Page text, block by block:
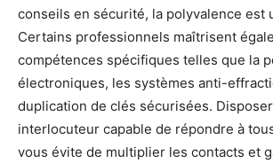
conseils en sécurité, la polyvalence est
Certains professionnels maîtrisent
compétences spécifiques telles que la
électroniques, les systèmes anti-
duplication de clés sécurisées. Disposer
interlocuteur capable de répondre à
vous évite de multiplier les contacts et